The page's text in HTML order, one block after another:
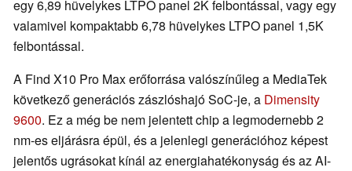
egy 6,89 hüvelykes LTPO panel 2K felbontással, vagy egy
valamivel kompaktabb 6,78 hüvelykes LTPO panel 1,5K
felbontással.
A Find X10 Pro Max erőforrása valószínűleg a MediaTek
következő generációs zászlóshajó SoC-je, a Dimensity
9600. Ez a még be nem jelentett chip a legmodernebb 2
nm-es eljárásra épül, és a jelenlegi generációhoz képest
jelentős ugrásokat kínál az energiahatékonyság és az AI-